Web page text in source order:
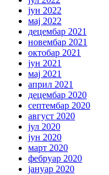
јун 2022
мај 2022
децембар 2021
новембар 2021
октобар 2021
јун 2021
мај 2021
април 2021
децембар 2020
септембар 2020
август 2020
јул 2020
јун 2020
март 2020
фебруар 2020
јануар 2020